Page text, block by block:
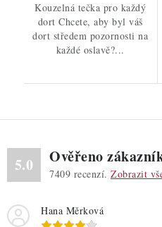
Kouzelná tečka pro každý
dort Chcete, aby byl váš
dort středem pozornosti na
každé oslavě?...
5.0 Ověřeno
7409 recenzí. Zobrazit
Hana Měrková